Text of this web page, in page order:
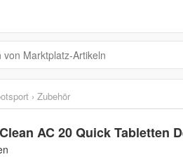
› Zubehör
AC 20 Quick Tabletten